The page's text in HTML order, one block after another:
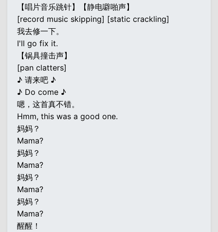
【唱片音乐跳针】【静电噼啪声】
[record music skipping] [static crackling]
我去修一下。
I'll go fix it.
【锅具撞击声】
[pan clatters]
♪ 请来吧 ♪
♪ Do come ♪
嗯，这首真不错。
Hmm, this was a good one.
妈妈？
Mama?
妈妈？
Mama?
妈妈？
Mama?
妈妈？
Mama?
醒醒！